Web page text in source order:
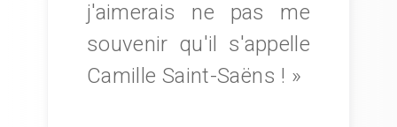
j'aimerais ne pas me
souvenir qu'il s'appelle
Camille Saint-Saëns ! »